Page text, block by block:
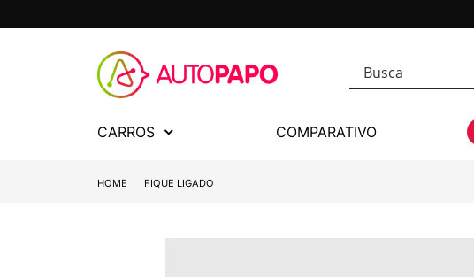
CARROS COMPARATIVO
HOME FIQUE LIGADO